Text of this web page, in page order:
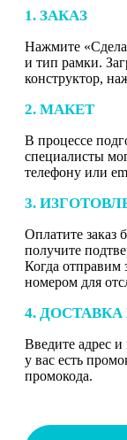
1. ЗАКАЗ
Нажмите
и тип рамки.
конструктор,
2. МАКЕТ
В процессе
специалисты
телефону или
3.
Оплатите заказ
получите
Когда отправим
номером для
4.
Введите адрес и
у вас есть
промокода.